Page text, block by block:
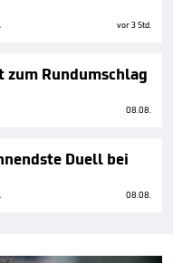
vor 3 Std.
zum Rundumschlag
08.08.
Duell bei
08.08.